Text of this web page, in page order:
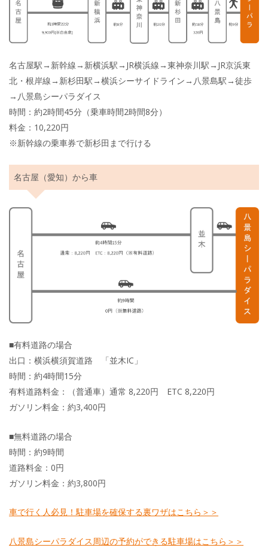
名古屋駅→新幹線→新横浜駅→JR横浜線→東神奈川駅→JR京浜東
北・根岸線→新杉田駅→横浜シーサイドライン→八景島駅→徒歩
→八景島シーパラダイス
時間：約2時間45分（乗車時間2時間8分）
料金：10,220円
※新幹線の乗車券で新杉田まで行ける
名古屋（愛知）から車
■有料道路の場合
出口：横浜横須賀道路 「並木IC」
時間：約4時間15分
有料道路料金：（普通車）通常 8,220円 ETC 8,220円
ガソリン料金：約3,400円
■無料道路の場合
時間：約9時間
道路料金：0円
ガソリン料金：約3,800円
車で行く人必見！駐車場を確保する裏ワザはこちら＞＞
八景島シーパラダイス周辺の予約ができる駐車場はこちら＞＞